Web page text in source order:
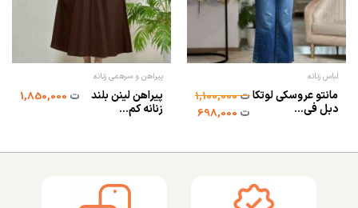
لباس زنانه
مانتو عروسکی لوتکا
دبل فی...
ت1,100,000
ت698,000
پیراهن و سرهمی زنانه
پیراهن لینن بلند
زنانه کم...
ت1,850,000